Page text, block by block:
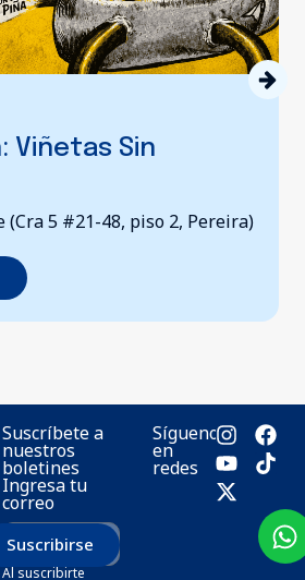
Sin
5 #21-48, piso 2, Pereira)
Suscríbete a
nuestros
boletines
Ingresa tu
correo
Suscribirse
Al suscribirte
Síguenos
en
redes